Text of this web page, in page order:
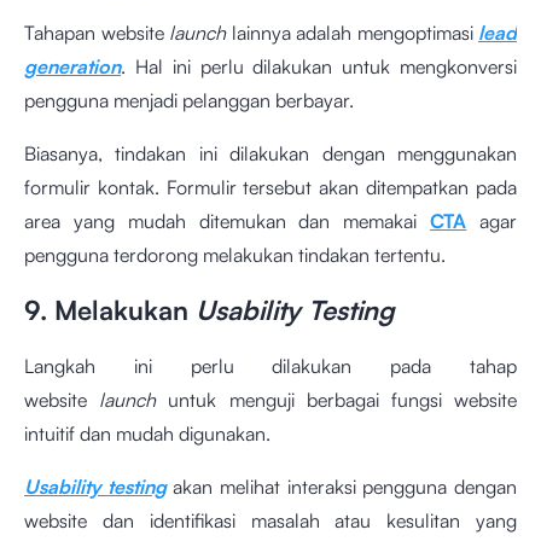
Tahapan website launch lainnya adalah mengoptimasi lead
generation. Hal ini perlu dilakukan untuk mengkonversi
pengguna menjadi pelanggan berbayar.
Biasanya, tindakan ini dilakukan dengan menggunakan
formulir kontak. Formulir tersebut akan ditempatkan pada
area yang mudah ditemukan dan memakaiCTA agar
pengguna terdorong melakukan tindakan tertentu.
9. Melakukan Usability Testing
Langkah ini perlu dilakukan pada tahap
website launch untuk menguji berbagai fungsi website
intuitif dan mudah digunakan.
Usability testing akan melihat interaksi pengguna dengan
website dan identifikasi masalah atau kesulitan yang